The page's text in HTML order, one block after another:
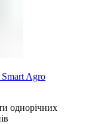
Agro
однорічних